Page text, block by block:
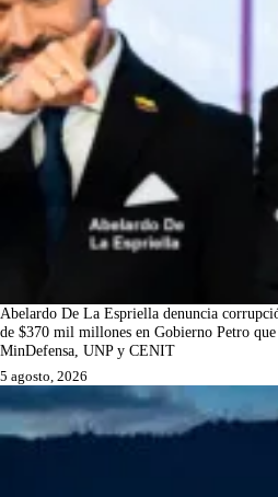
Abelardo De La Espriella denuncia
de $370 mil millones en Gobierno Petro
MinDefensa, UNP y CENIT
5 agosto, 2026